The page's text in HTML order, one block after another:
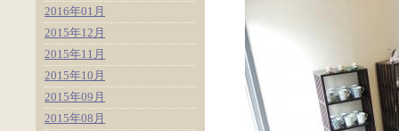
2016年01月
2015年12月
2015年11月
2015年10月
2015年09月
2015年08月